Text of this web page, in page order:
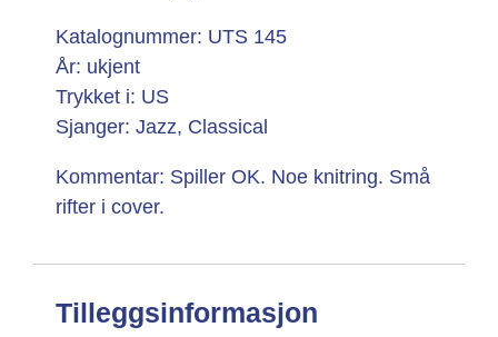
Katalognummer: UTS 145
År: ukjent
Trykket i: US
Sjanger: Jazz, Classical
Kommentar: Spiller OK. Noe knitring. Små
rifter i cover.
Tilleggsinformasjon